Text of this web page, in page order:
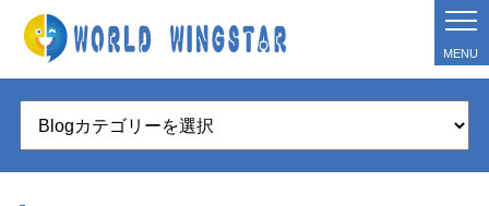
MENU